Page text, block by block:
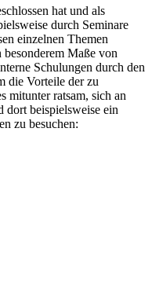
hat und als
durch Seminare
einzelnen Themen
Maße von
Schulungen durch den
die Vorteile der zu
mitunter ratsam, sich an
dort beispielsweise ein
zu besuchen: